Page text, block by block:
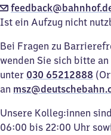
Ist ein Aufzug nicht
Bei Fragen zu
wenden Sie sich bitte
unter 030 65212888
an
Unsere Kolleg:innen
06:00 bis 22:00 Uhr